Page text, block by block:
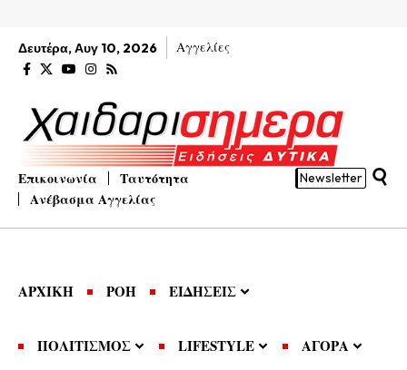
Δευτέρα, Αυγ 10, 2026 Αγγελίες
Επικοινωνία
Ταυτότητα
Ανέβασμα Αγγελίας
Newsletter
ΑΡΧΙΚΗ ΡΟΗ ΕΙΔΗΣΕΙΣ
ΠΟΛΙΤΙΣΜΟΣ LIFESTYLE ΑΓΟΡΑ